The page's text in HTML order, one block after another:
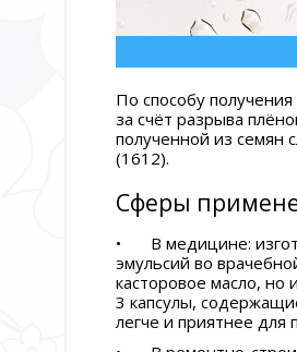
По способу
за счёт разрыва
полученной из семян
(1612).
Сферы
•
В медицине:
эмульсий во
касторовое масло, но
3 капсулы,
легче и приятнее